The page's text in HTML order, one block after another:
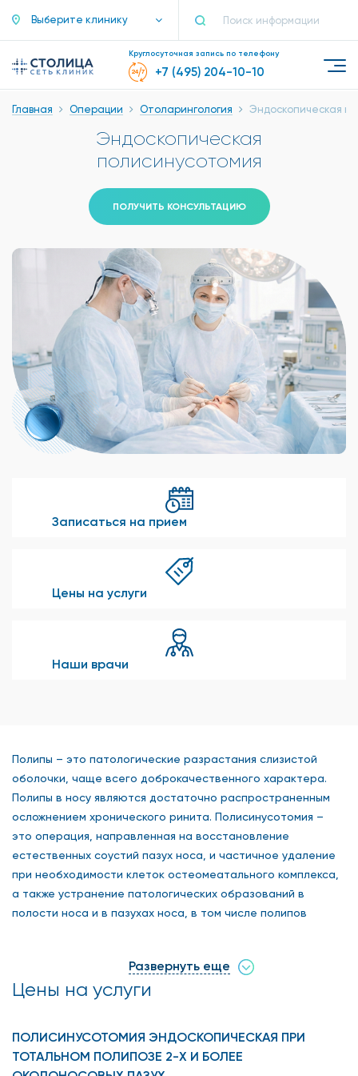
Выберите клинику
Круглосуточная запись по телефону
+7 (495) 204-10-10
Главная Операции Отоларингология Эндоскопическая
Эндоскопическая
полисинусотомия
ПОЛУЧИТЬ КОНСУЛЬТАЦИЮ
Записаться на прием
Цены на услуги
Наши врачи
Полипы – это патологические разрастания слизистой
оболочки, чаще всего доброкачественного характера.
Полипы в носу являются достаточно распространенным
осложнением хронического ринита. Полисинусотомия –
это операция, направленная на восстановление
естественных соустий пазух носа, и частичное удаление
при необходимости клеток остеомеатального комплекса,
а также устранение патологических образований в
полости носа и в пазухах носа, в том числе полипов
Симптомы полипов
Основной симптом наличия полипов – затрудненное
Развернуть еще
Цены на услуги
ПОЛИСИНУСОТОМИЯ ЭНДОСКОПИЧЕСКАЯ ПРИ
ТОТАЛЬНОМ ПОЛИПОЗЕ 2-Х И БОЛЕЕ